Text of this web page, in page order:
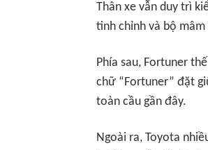
Thân xe vẫn duy trì
tinh chỉnh và bộ
Phía sau, Fortuner
chữ “Fortuner” đặt
toàn cầu gần đây.
Ngoài ra, Toyota